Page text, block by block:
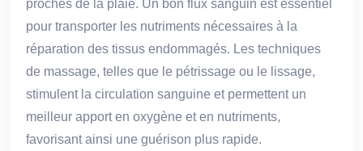
proches de la plaie. Un bon flux sanguin est essentiel
pour transporter les nutriments nécessaires à la
réparation des tissus endommagés. Les techniques
de massage, telles que le pétrissage ou le lissage,
stimulent la circulation sanguine et permettent un
meilleur apport en oxygène et en nutriments,
favorisant ainsi une guérison plus rapide.